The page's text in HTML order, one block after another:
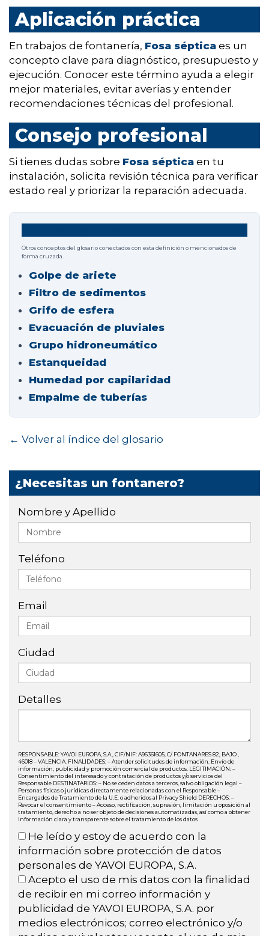
Aplicación práctica
En trabajos de fontanería, Fosa séptica es un
concepto clave para diagnóstico, presupuesto y
ejecución. Conocer este término ayuda a elegir
mejor materiales, evitar averías y entender
recomendaciones técnicas del profesional.
Consejo profesional
Si tienes dudas sobre Fosa séptica en tu
instalación, solicita revisión técnica para verificar
estado real y priorizar la reparación adecuada.
Otros conceptos del glosario conectados con esta definición o mencionados de
forma cruzada.
Golpe de ariete
Filtro de sedimentos
Grifo de esfera
Evacuación de pluviales
Grupo hidroneumático
Estanqueidad
Humedad por capilaridad
Empalme de tuberías
← Volver al índice del glosario
¿Necesitas un fontanero?
Nombre y Apellido
Teléfono
Email
Ciudad
Detalles
RESPONSABLE: YAVOI EUROPA, S.A., CIF/NIF: A96361605, C/ FONTANARES 82, BAJO ,
46018 – VALENCIA. FINALIDADES: – Atender solicitudes de información. Envío de
información, publicidad y promoción comercial de productos. LEGITIMACIÓN: –
Consentimiento del interesado y contratación de productos y/o servicios del
Responsable DESTINATARIOS: – No se ceden datos a terceros, salvo obligación legal –
Personas físicas o jurídicas directamente relacionadas con el Responsable –
Encargados de Tratamiento de la U.E. o adheridos al Privacy Shield DERECHOS: –
Revocar el consentimiento – Acceso, rectificación, supresión, limitación u oposición al
tratamiento, derecho a no ser objeto de decisiones automatizadas, así como a obtener
información clara y transparente sobre el tratamiento de los datos
He leído y estoy de acuerdo con la
información sobre protección de datos
personales de YAVOI EUROPA, S.A.
Acepto el uso de mis datos con la finalidad
de recibir en mi correo información y
publicidad de YAVOI EUROPA, S.A. por
medios electrónicos; correo electrónico y/o